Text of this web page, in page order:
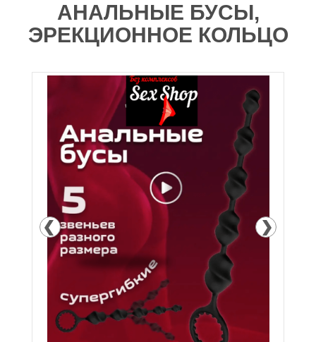
АНАЛЬНЫЕ БУСЫ,
ЭРЕКЦИОННОЕ КОЛЬЦО